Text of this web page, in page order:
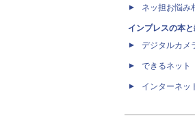
ネッ担お悩み
インプレスの本
デジタルカメ
できるネット
インターネッ